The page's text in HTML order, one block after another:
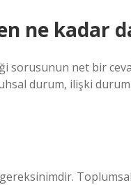
ne kadar
sorusunun net bir
durum, ilişki